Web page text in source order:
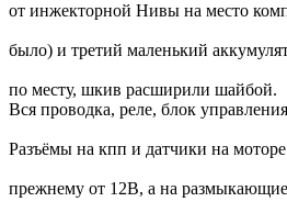
от инжекторной Нивы на место
было) и третий маленький
по месту, шкив расширили шайбой.
Вся проводка, реле, блок
Разъёмы на кпп и датчики на
прежнему от 12В, а на